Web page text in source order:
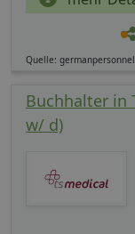
Quelle:
Buchhalter in
w/ d)